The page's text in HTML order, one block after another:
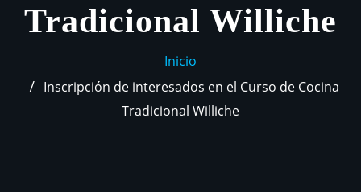
Tradicional Williche
Inicio
Inscripción de interesados en el Curso de Cocina
Tradicional Williche